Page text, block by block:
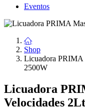
Eventos
Shop
Licuadora PRIMA
2500W
Licuadora
Velocidades